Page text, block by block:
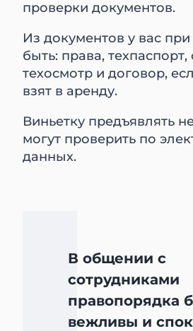
проверки документов.
Из документов у вас
быть: права, техпаспорт,
техосмотр и договор,
взят в аренду.
Виньетку предъявлять
могут проверить по
данных.
В общении с
сотрудниками
правопорядка
вежливы и